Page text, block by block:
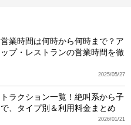
営業時間は何時から何時まで？ア
プ・レストランの営業時間を徹
2025/05/27
ラクション一覧！絶叫系から子
、タイプ別＆利用料金まとめ
2026/01/21